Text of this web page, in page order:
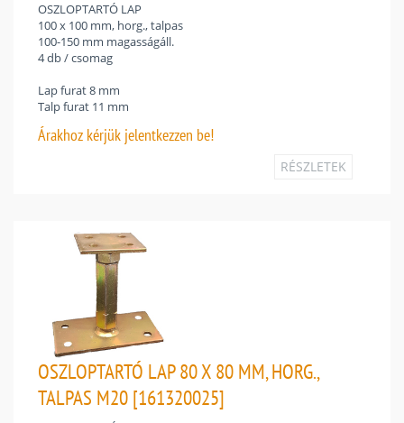
OSZLOPTARTÓ LAP
100 x 100 mm, horg., talpas
100-150 mm magasságáll.
4 db / csomag
Lap furat 8 mm
Talp furat 11 mm
Árakhoz kérjük jelentkezzen be!
RÉSZLETEK
OSZLOPTARTÓ LAP 80 X 80 MM, HORG.,
TALPAS M20 [161320025]